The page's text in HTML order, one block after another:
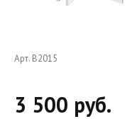
Арт. B2015
3 500 руб.